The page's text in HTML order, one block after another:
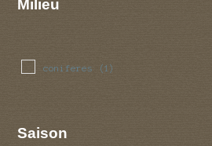
Milieu
coniferes (1)
Saison